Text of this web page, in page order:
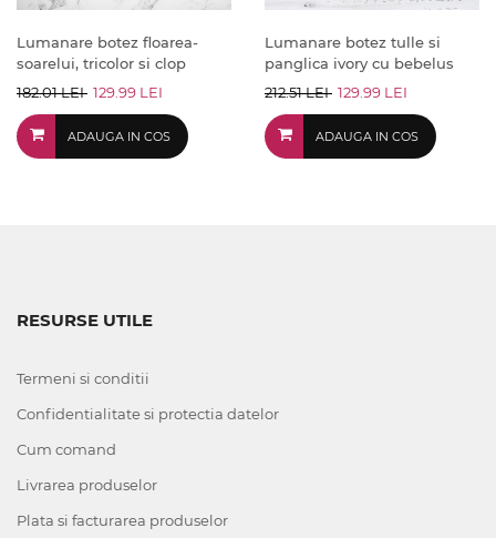
Lumanare botez floarea-
soarelui, tricolor si clop
182.01 LEI 129.99 LEI
ADAUGA IN COS
Lumanare botez tulle si
panglica ivory cu bebelus
212.51 LEI 129.99 LEI
ADAUGA IN COS
RESURSE UTILE
Termeni si conditii
Confidentialitate si protectia datelor
Cum comand
Livrarea produselor
Plata si facturarea produselor